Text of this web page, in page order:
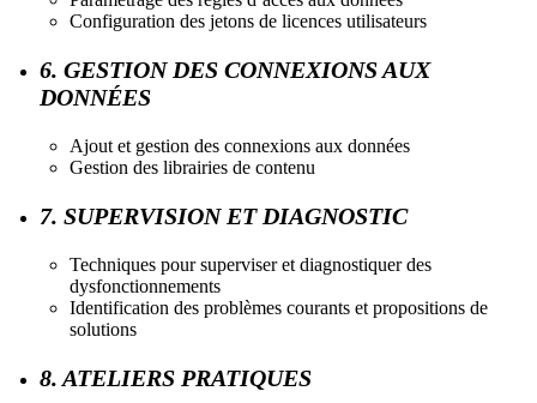
Configuration des jetons de licences utilisateurs
6. GESTION DES CONNEXIONS AUX
DONNÉES
Ajout et gestion des connexions aux données
Gestion des librairies de contenu
7. SUPERVISION ET DIAGNOSTIC
Techniques pour superviser et diagnostiquer des
dysfonctionnements
Identification des problèmes courants et propositions de
solutions
8. ATELIERS PRATIQUES